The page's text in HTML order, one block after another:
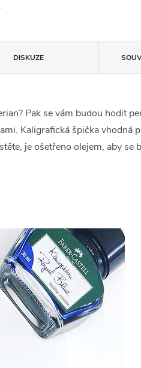
DISKUZE
Pak se vám budou hodit
Kaligrafická špička vhodná
je ošetřeno olejem, aby se